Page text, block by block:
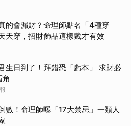
的會漏財？命理師點名「4種穿
天穿，招財飾品這樣戴才有效
生日到了！拜錯恐「虧本」 求財必
角
數！命理師曝「17大禁忌」一類人